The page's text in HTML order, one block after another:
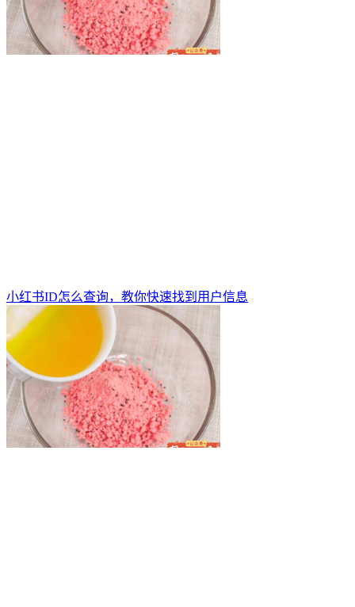
小红书ID怎么查询，教你快速找到用户信息